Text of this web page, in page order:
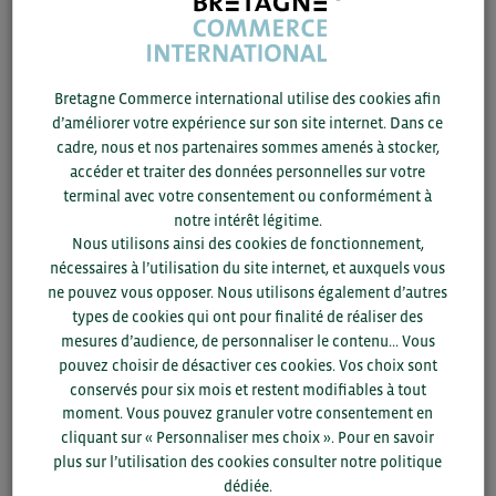
L’accent a été mis sur la formation de la population
séchage et fumage du poisson pour limiter les pertes et
garantir une sécurité alimentaire.
Opportunités
: c’est un secteur prioritaire pour le
développement économique du pays.
: alimentation, équipement, matériel etc.
Production de fruits et légumes :
Ananas, pastèque, concombre (300 000 ha pour
282 000 tonnes), oignon, tomates (1 114 517
tonnes produites) mais pas de transformation ; ils
sont vendus en frais.
Différents programmes d’aides sont menés par le
gouvernement pour le développement des différentes
Bretagne Commerce international utilise des cookies afin
d’améliorer votre expérience sur son site internet. Dans ce
cadre, nous et nos partenaires sommes amenés à stocker,
accéder et traiter des données personnelles sur votre
terminal avec votre consentement ou conformément à
notre intérêt légitime.
Nous utilisons ainsi des cookies de fonctionnement,
nécessaires à l’utilisation du site internet, et auxquels vous
ne pouvez vous opposer. Nous utilisons également d’autres
types de cookies qui ont pour finalité de réaliser des
mesures d’audience, de personnaliser le contenu... Vous
pouvez choisir de désactiver ces cookies. Vos choix sont
conservés pour six mois et restent modifiables à tout
moment. Vous pouvez granuler votre consentement en
cliquant sur « Personnaliser mes choix ». Pour en savoir
plus sur l’utilisation des cookies consulter notre politique
dédiée.